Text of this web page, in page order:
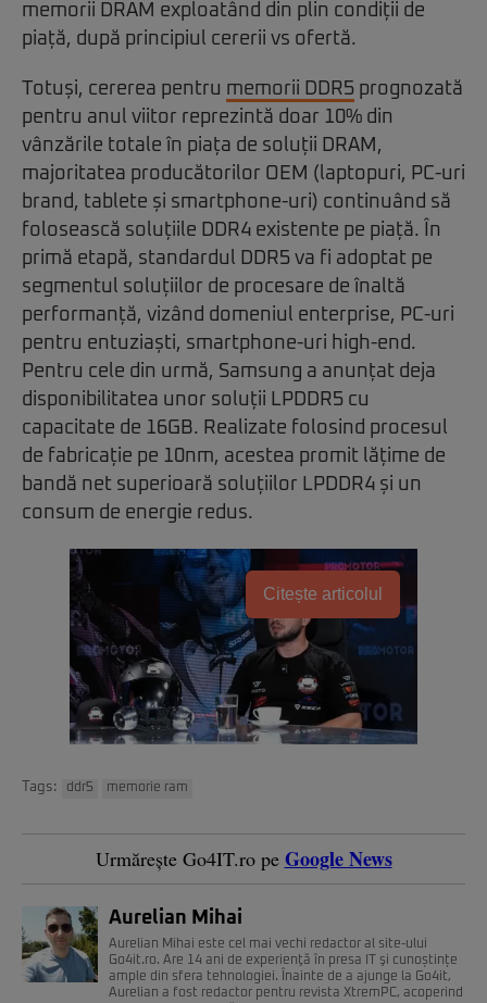
memorii DRAM exploatând din plin condiții de
piață, după principiul cererii vs ofertă.
Totuși, cererea pentru memorii DDR5 prognozată
pentru anul viitor reprezintă doar 10% din
vânzările totale în piața de soluții DRAM,
majoritatea producătorilor OEM (laptopuri, PC-uri
brand, tablete și smartphone-uri) continuând să
folosească soluțiile DDR4 existente pe piață. În
primă etapă, standardul DDR5 va fi adoptat pe
segmentul soluțiilor de procesare de înaltă
performanță, vizând domeniul enterprise, PC-uri
pentru entuziaști, smartphone-uri high-end.
Pentru cele din urmă, Samsung a anunțat deja
disponibilitatea unor soluții LPDDR5 cu
capacitate de 16GB. Realizate folosind procesul
de fabricație pe 10nm, acestea promit lățime de
bandă net superioară soluțiilor LPDDR4 și un
consum de energie redus.
Citește articolul
Tags: ddr5 memorie ram
Urmărește Go4IT.ro pe Google News
Aurelian Mihai
Aurelian Mihai este cel mai vechi redactor al site-ului
Go4it.ro. Are 14 ani de experienţă în presa IT şi cunoștințe
ample din sfera tehnologiei. Înainte de a ajunge la Go4it,
Aurelian a fost redactor pentru revista XtremPC, acoperind